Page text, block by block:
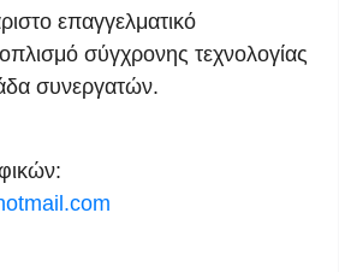
επαγγελματικό
σύγχρονης τεχνολογίας
συνεργατών.